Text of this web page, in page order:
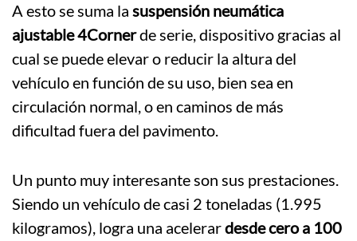
A esto se suma la suspensión neumática
ajustable 4Cornerde serie, dispositivo gracias al
cual se puede elevar o reducir la altura del
vehículo en función de su uso, bien sea en
circulación normal, o en caminos de más
dificultad fuera del pavimento.
Un punto muy interesante son sus prestaciones.
Siendo un vehículo de casi 2 toneladas (1.995
kilogramos), logra una acelerardesde cero a 100